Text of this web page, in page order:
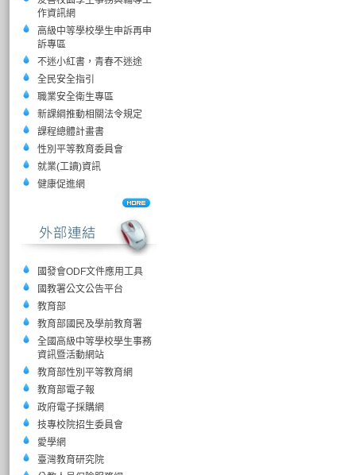
作資訊網
高級中等學校學生申訴再申
訴專區
不迷小紅書，青春不迷途
全民安全指引
職業安全衛生專區
新課綱推動相關法令規定
課程總體計畫書
性別平等教育委員會
就業(工讀)資訊
健康促進網
國發會ODF文件應用工具
國教署公文公告平台
教育部
教育部國民及學前教育署
全國高級中等學校學生事務
資訊暨活動網站
教育部性別平等教育網
教育部電子報
政府電子採購網
技專校院招生委員會
愛學網
臺灣教育研究院